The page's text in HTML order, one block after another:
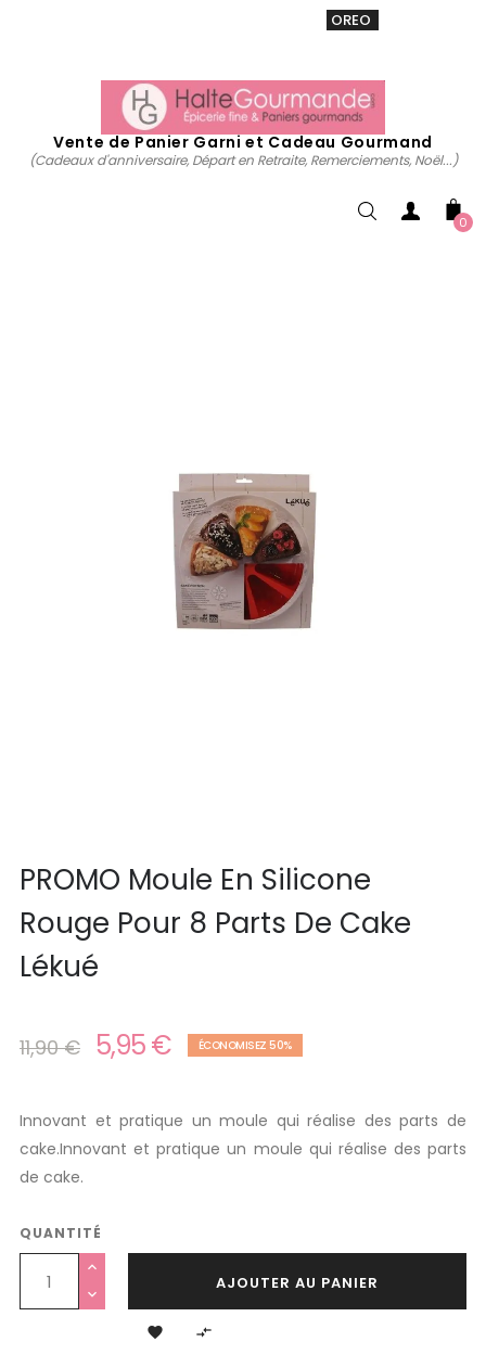
OREO
Vente de Panier Garni et Cadeau Gourmand
(Cadeaux d'anniversaire, Départ en Retraite, Remerciements, Noël...)
0
PROMO Moule En Silicone
Rouge Pour 8 Parts De Cake
Lékué
11,90 € 5,95 € ÉCONOMISEZ 50%
Innovant et pratique un moule qui réalise des parts de
cake.Innovant et pratique un moule qui réalise des parts
de cake.
QUANTITÉ
AJOUTER AU PANIER
 